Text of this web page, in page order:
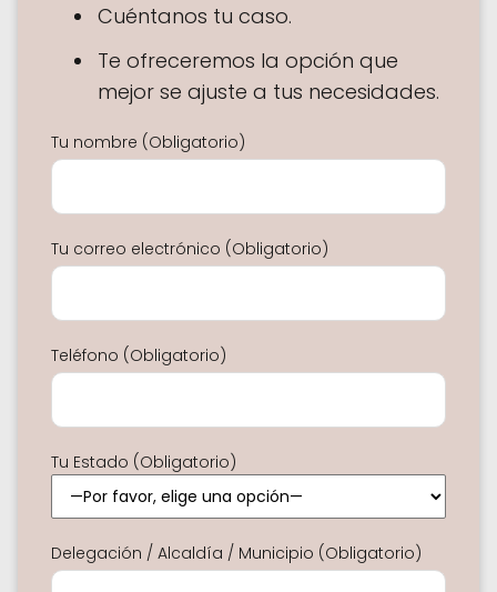
Cuéntanos tu caso.
Te ofreceremos la opción que
mejor se ajuste a tus necesidades.
Tu nombre (Obligatorio)
Tu correo electrónico (Obligatorio)
Teléfono (Obligatorio)
Tu Estado (Obligatorio)
Delegación / Alcaldía / Municipio (Obligatorio)